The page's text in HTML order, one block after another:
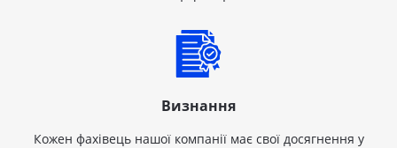
Визнання
Кожен фахівець нашої компанії має свої досягнення у